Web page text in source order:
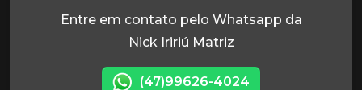
Entre em contato pelo Whatsapp da
Nick Iririú Matriz
(47)99626-4024